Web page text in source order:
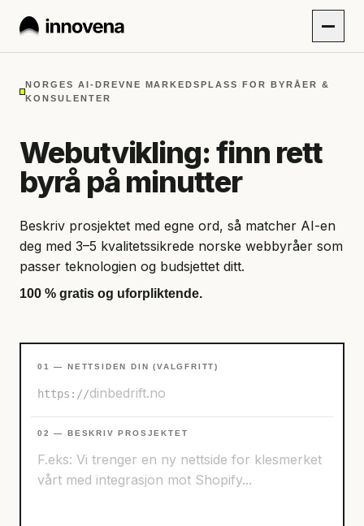
NORGES AI-DREVNE MARKEDSPLASS FOR BYRÅER &
KONSULENTER
Webutvikling: finn rett
byrå på minutter
Beskriv prosjektet med egne ord, så matcher AI-en
deg med 3–5 kvalitetssikrede norske webbyråer som
passer teknologien og budsjettet ditt.
100 % gratis og uforpliktende.
01 — NETTSIDEN DIN (VALGFRITT)
https://
02 — BESKRIV PROSJEKTET